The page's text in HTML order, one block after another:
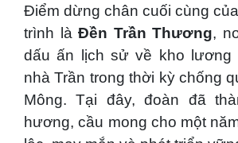
Điểm dừng chân cuối cùng
trình là Đền Trần Thương,
dấu ấn lịch sử về kho lương
nhà Trần trong thời kỳ chống
Mông. Tại đây, đoàn đã
hương, cầu mong cho một